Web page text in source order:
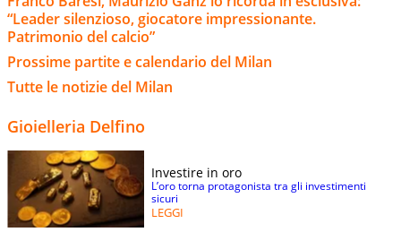
“Leader silenzioso, giocatore impressionante.
Patrimonio del calcio”
Prossime partite e calendario del Milan
Tutte le notizie del Milan
Gioielleria Delfino
Investire in oro
L’oro torna protagonista tra gli investimenti
sicuri
LEGGI